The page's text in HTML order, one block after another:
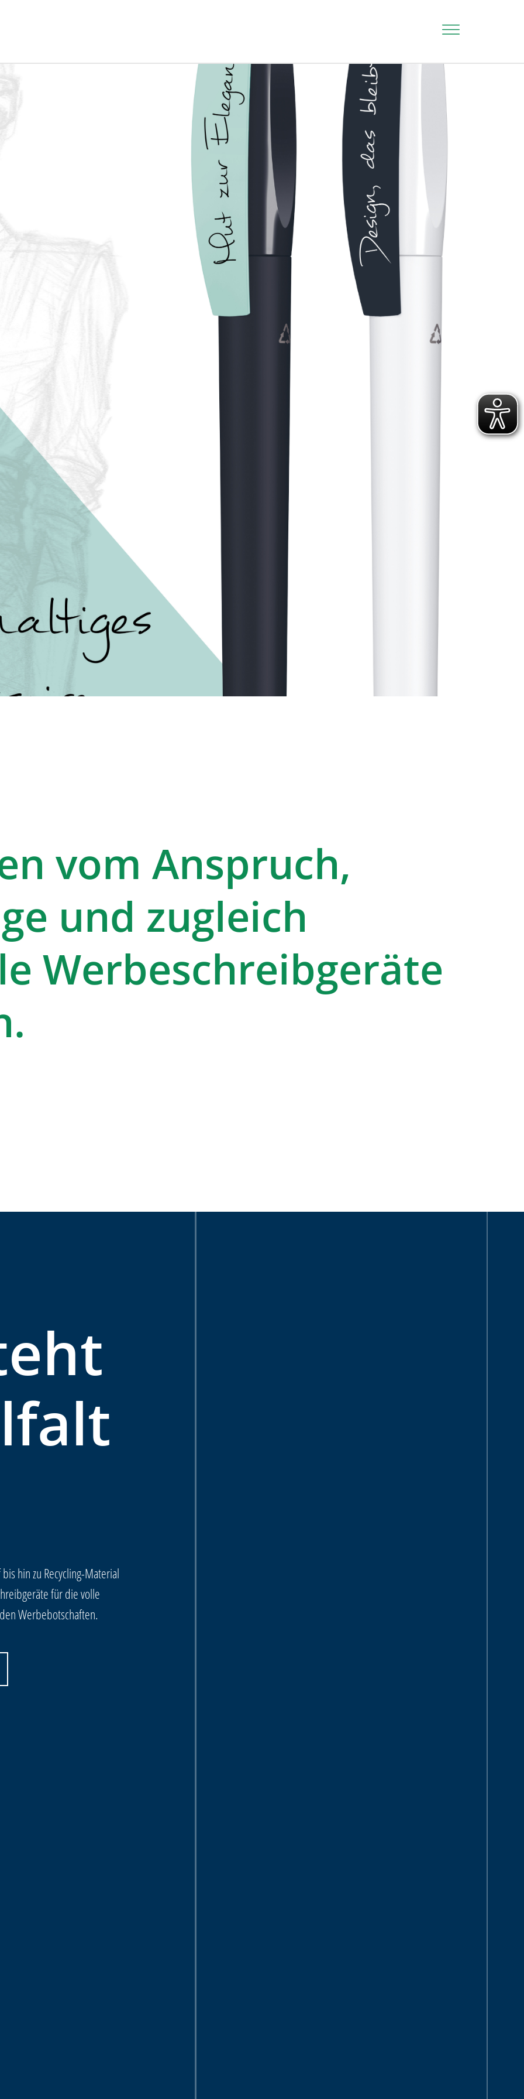
vom Anspruch,
und zugleich
Werbeschreibgeräte
hin zu Recycling-Material
für die volle
Werbebotschaften.